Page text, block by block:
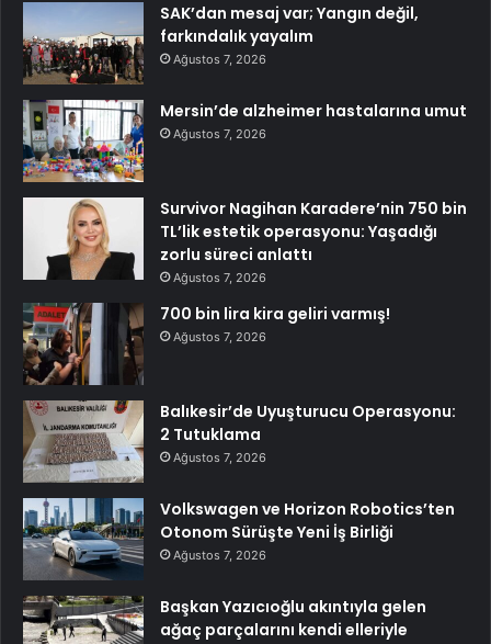
SAK’dan mesaj var; Yangın değil,
farkındalık yayalım
Ağustos 7, 2026
Mersin’de alzheimer hastalarına umut
Ağustos 7, 2026
Survivor Nagihan Karadere’nin 750 bin
TL’lik estetik operasyonu: Yaşadığı
zorlu süreci anlattı
Ağustos 7, 2026
700 bin lira kira geliri varmış!
Ağustos 7, 2026
Balıkesir’de Uyuşturucu Operasyonu:
2 Tutuklama
Ağustos 7, 2026
Volkswagen ve Horizon Robotics’ten
Otonom Sürüşte Yeni İş Birliği
Ağustos 7, 2026
Başkan Yazıcıoğlu akıntıyla gelen
ağaç parçalarını kendi elleriyle